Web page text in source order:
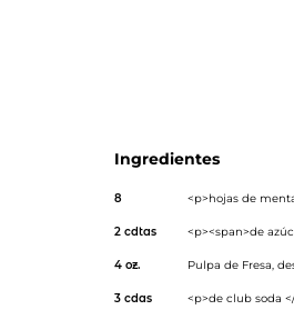
Ingredientes
8 <p>hojas de
2 cdtas <p><span>de
4 oz. Pulpa de Fresa,
3 cdas <p>de club soda